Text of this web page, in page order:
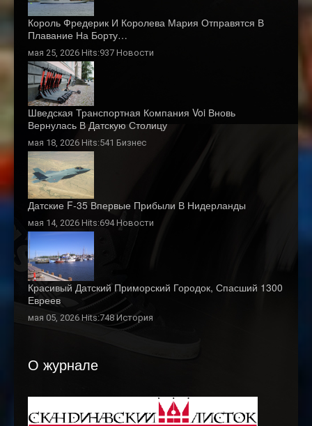
Король Фредерик И Королева Мария Отправятся В
Плавание На Борту…
мая 25, 2026 Hits:937 Новости
Шведская Транспортная Компания Voi Вновь
Вернулась В Датскую Столицу
мая 18, 2026 Hits:541 Бизнес
Датские F-35 Впервые Прибыли В Нидерланды
мая 14, 2026 Hits:694Новости
Красивый Датский Приморский Городок, Спасший 1300
Евреев
мая 05, 2026 Hits:748 История
О журнале